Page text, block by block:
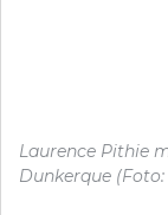
Laurence Pithie
Dunkerque